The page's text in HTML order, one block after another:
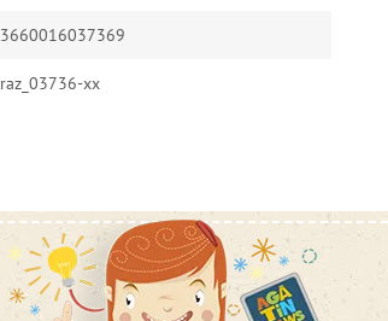
3660016037369
raz_03736-xx